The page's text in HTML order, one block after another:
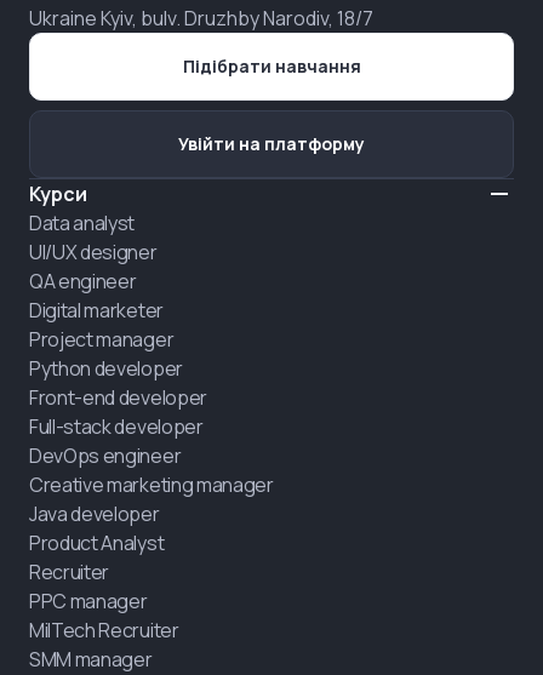
Ukraine Kyiv, bulv. Druzhby Narodiv, 18/7
Курси
Data analyst
UI/UX designer
QA engineer
Digital marketer
Project manager
Python developer
Front-end developer
Full-stack developer
DevOps engineer
Creative marketing manager
Java developer
Product Analyst
Recruiter
PPC manager
MilTech Recruiter
SMM manager
Підібрати навчання
Увійти на платформу